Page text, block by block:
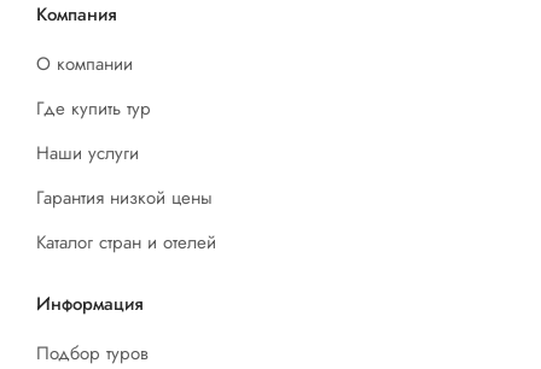
Компания
О компании
Где купить тур
Наши услуги
Гарантия низкой цены
Каталог стран и отелей
Информация
Подбор туров